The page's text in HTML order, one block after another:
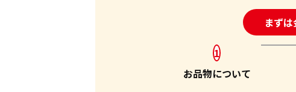
まず
24時間受
1
お品物について